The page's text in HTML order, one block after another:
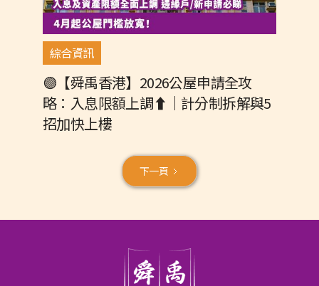
綜合資訊
🟣【舜禹香港】2026公屋申請全攻
略：入息限額上調⬆️｜計分制拆解與5
招加快上樓
下一頁